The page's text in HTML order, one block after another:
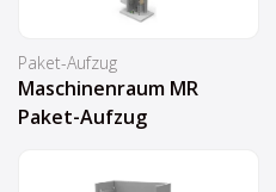
Paket-Aufzug
Maschinenraum MR
Paket-Aufzug